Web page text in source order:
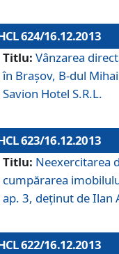
624/16.12.2013
Titlu: Vânzarea
în Braşov, B-dul
Savion Hotel S.R.L.
623/16.12.2013
Titlu: Neexercitarea
cumpărarea
ap. 3, deţinut de Ilan
622/16.12.2013